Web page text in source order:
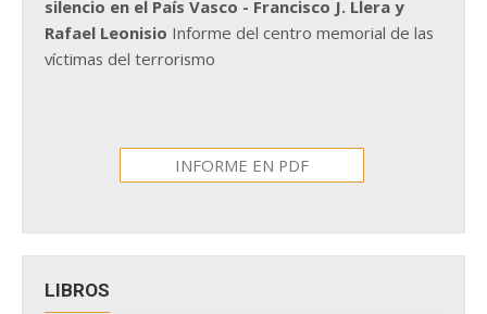
silencio en el País Vasco - Francisco J. Llera y
Rafael Leonisio Informe del centro memorial de las
víctimas del terrorismo
INFORME EN PDF
LIBROS